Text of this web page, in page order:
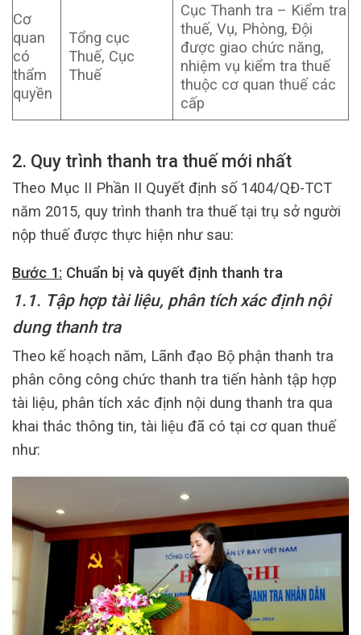
Cơ
quan
có
thẩm
quyền
Tổng cục
Thuế, Cục
Thuế
Cục Thanh tra – Kiểm tra
thuế, Vụ, Phòng, Đội
được giao chức năng,
nhiệm vụ kiểm tra thuế
thuộc cơ quan thuế các
cấp
2. Quy trình thanh tra thuế mới nhất
Theo Mục II Phần II Quyết định số 1404/QĐ-TCT
năm 2015, quy trình thanh tra thuế tại trụ sở người
nộp thuế được thực hiện như sau:
Bước 1: Chuẩn bị và quyết định thanh tra
1.1. Tập hợp tài liệu, phân tích xác định nội
dung thanh tra
Theo kế hoạch năm, Lãnh đạo Bộ phận thanh tra
phân công công chức thanh tra tiến hành tập hợp
tài liệu, phân tích xác định nội dung thanh tra qua
khai thác thông tin, tài liệu đã có tại cơ quan thuế
như: